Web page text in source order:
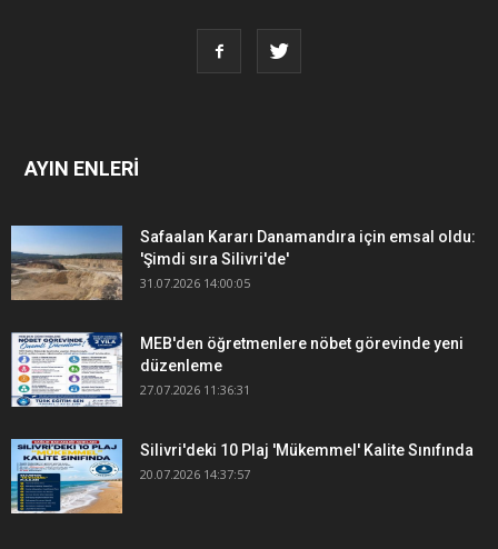
AYIN ENLERİ
Safaalan Kararı Danamandıra için emsal oldu:
'Şimdi sıra Silivri'de'
31.07.2026 14:00:05
MEB'den öğretmenlere nöbet görevinde yeni
düzenleme
27.07.2026 11:36:31
Silivri'deki 10 Plaj 'Mükemmel' Kalite Sınıfında
20.07.2026 14:37:57